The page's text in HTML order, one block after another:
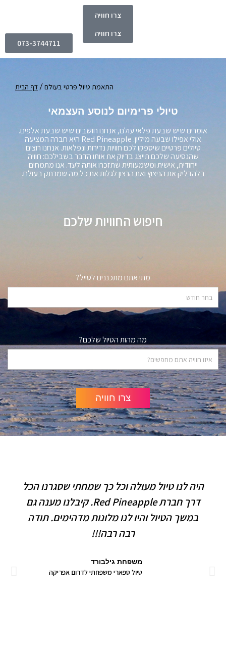
צרו חוויה
צרו חוויה
073-3744711
דף הבית התאמת טיול פרטי בעולם
טיולי פרימיום לנוסע העצמאי
אומרים שיש שבעת פלאי עולם, אנחנו חושבים שיש שבעת אלפים.
אולי אפילו שבעה מיליון. Red Pineapple היא חברה המציעה
טיולים פרטיים שיספקו לכם חוויות נדירות ונפלאות. אנחנו רוצים
שהנסיעה שלכם תייצג בדיוק את אותו הדבר בשבילכם: חוויה
ייחודית, אישית ומשמעותית שתזכרו אותה לעד. אנו מתמחים
בלהדליק את הניצוץ ואת הרצון לגלות את כל מה שמרתק בעולם.
חיפוש החוויות שלכם
מתי אתם מתכננים לטייל?
מה מהות הטיול שלכם?
צרו חוויה
היה לנו טיול מעולה וכל כך שמחתי שסגרנו הכל
דרך חברת Red Pineapple. קיבלנו מענה גם
במשך הטיול והיו לנו מלונות מדהימים. תודה
רבה רבה!!!
משפחת גילבורד
טיול ספארי משפחתי לדרום אפריקה